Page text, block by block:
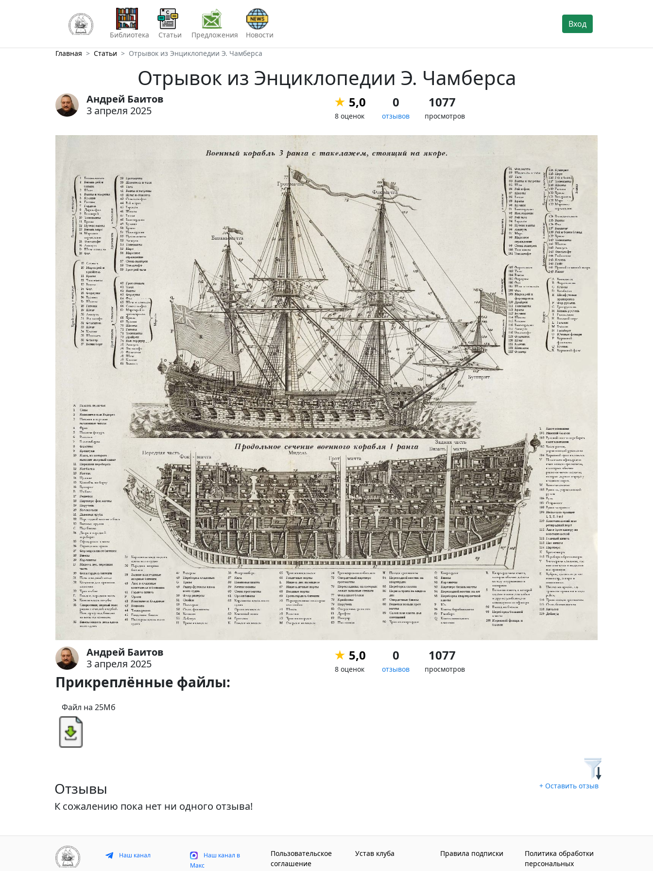
Библиотека Статьи Предложения Новости
Вход
Главная Статьи Отрывок из Энциклопедии Э. Чамберса
Отрывок из Энциклопедии Э. Чамберса
Андрей Баитов
3 апреля 2025
★ 5,0
8 оценок
0
отзывов
1077
просмотров
Андрей Баитов
3 апреля 2025
★ 5,0
8 оценок
0
отзывов
1077
просмотров
Прикреплённые файлы:
Файл на 25Мб
Отзывы + Оставить отзыв
К сожалению пока нет ни одного отзыва!
Наш канал
Наш канал в
Макс
Пользовательское
соглашение
Устав клуба Правила подписки
Политика обработки
персональных